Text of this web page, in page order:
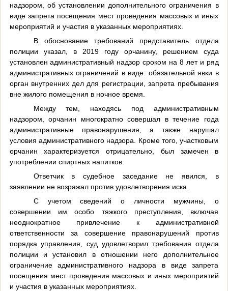
надзором, об установлении дополнительного ограничения в
виде запрета посещения мест проведения массовых и иных
мероприятий и участия в указанных мероприятиях.
В обоснование требований представитель отдела
полиции указал, в 2019 году орчанину, решением суда
установлен административный надзор сроком на 8 лет и ряд
административных ограничений в виде: обязательной явки в
орган внутренних дел для регистрации, запрета пребывания
вне жилого помещения в ночное время.
Между тем, находясь под административным
надзором, орчанин многократно совершал в течение года
административные правонарушения, а также нарушал
условия административного надзора. Кроме того, участковым
орчанин характеризуется отрицательно, был замечен в
употреблении спиртных напитков.
Ответчик в судебное заседание не явился, в
заявлении не возражал против удовлетворения иска.
С учетом сведений о личности мужчины, о
совершении им особо тяжкого преступления, включая
неоднократное привлечение к административной
ответственности за совершение правонарушений против
порядка управления,суд удовлетворил требования отдела
полиции и установил в отношении него дополнительное
ограничение административного надзора в виде запрета
посещения мест проведения массовых и иных мероприятий
и участия в указанных мероприятиях.